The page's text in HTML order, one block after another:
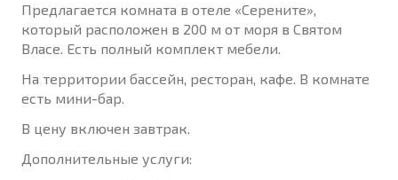
Предлагается комната в отеле «Серените»,
который расположен в 200 м от моря в Святом
Власе. Есть полный комплект мебели.
На территории бассейн, ресторан, кафе. В комнате
есть мини-бар.
В цену включен завтрак.
Дополнительные услуги: